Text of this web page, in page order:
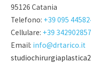
95126 Catania
Telefono: +39 095
Cellulare: +39
Email: info@drtarico.it